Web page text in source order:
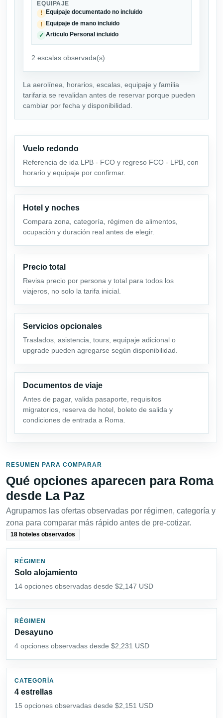
EQUIPAJE
!
Equipaje documentado no incluido
! Equipaje de mano incluido
✓ Articulo Personal incluido
2 escalas observada(s)
La aerolínea, horarios, escalas, equipaje y familia
tarifaria se revalidan antes de reservar porque pueden
cambiar por fecha y disponibilidad.
Vuelo redondo
Referencia de ida LPB - FCO y regreso FCO - LPB, con
horario y equipaje por confirmar.
Hotel y noches
Compara zona, categoría, régimen de alimentos,
ocupación y duración real antes de elegir.
Precio total
Revisa precio por persona y total para todos los
viajeros, no solo la tarifa inicial.
Servicios opcionales
Traslados, asistencia, tours, equipaje adicional o
upgrade pueden agregarse según disponibilidad.
Documentos de viaje
Antes de pagar, valida pasaporte, requisitos
migratorios, reserva de hotel, boleto de salida y
condiciones de entrada a Roma.
RESUMEN PARA COMPARAR
Qué opciones aparecen para Roma
desde La Paz
Agrupamos las ofertas observadas por régimen, categoría y
zona para comparar más rápido antes de pre-cotizar.
18 hoteles observados
RÉGIMEN
Solo alojamiento
14 opciones observadas desde $2,147 USD
RÉGIMEN
Desayuno
4 opciones observadas desde $2,231 USD
CATEGORÍA
4 estrellas
15 opciones observadas desde $2,151 USD